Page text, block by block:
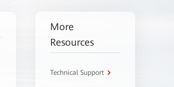
More
Resources
Technical Support